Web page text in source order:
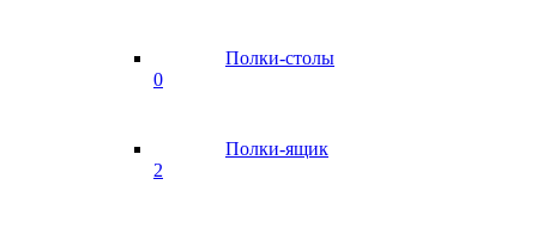
Полки-столы
0
Полки-ящик
2